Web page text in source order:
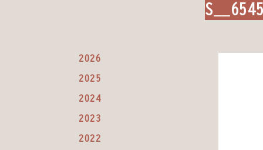
2026
2025
2024
2023
2022